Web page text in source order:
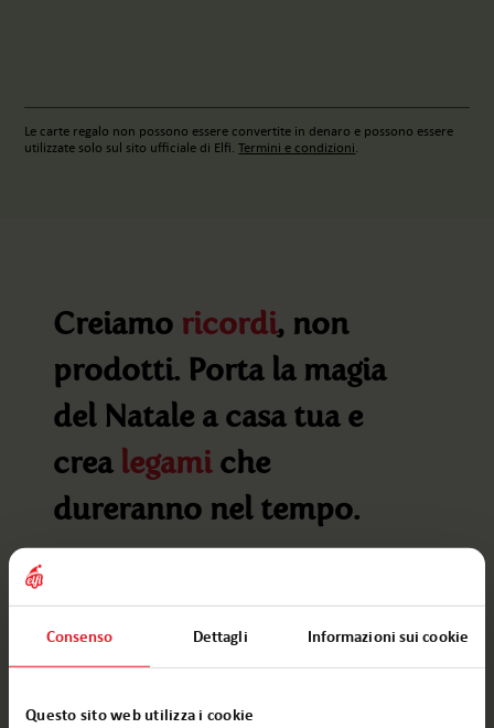
Consenso Dettagli Informazioni sui cookie
Questo sito web utilizza i cookie
Le carte regalo non possono essere convertite in denaro e possono essere
utilizzate solo sul sito ufficiale di Elfi.Termini e condizioni.
Creiamo ricordi, non
prodotti. Porta la magia
del Natale a casa tua e
crea legamiche
dureranno nel tempo.
Iscriviti alla nostra newsletter